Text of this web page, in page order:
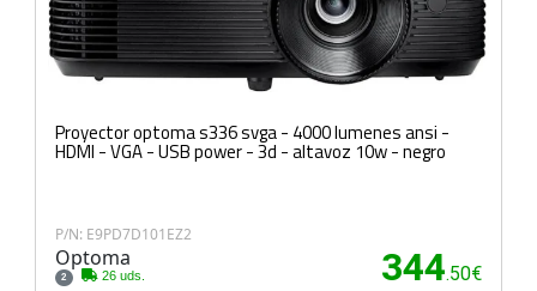
Proyector optoma s336 svga - 4000 lumenes ansi -
HDMI - VGA - USB power - 3d - altavoz 10w - negro
P/N: E9PD7D101EZ2
Optoma
2 26 uds. 344.50€